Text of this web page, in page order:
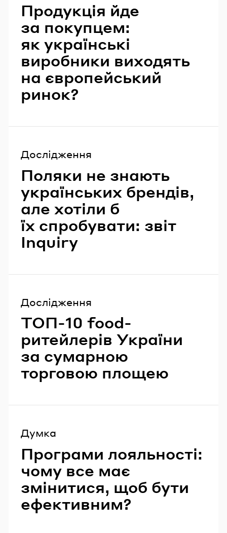
Продукція йде
за покупцем:
як українські
виробники виходять
на європейський
ринок?
Дослідження
Поляки не знають
українських брендів,
але хотіли б
їх спробувати: звіт
Inquiry
Дослідження
ТОП-10 food-
ритейлерів України
за сумарною
торговою площею
Думка
Програми лояльності:
чому все має
змінитися, щоб бути
ефективним?